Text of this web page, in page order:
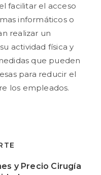
facilitar el acceso
informáticos o
realizar un
actividad física y
que pueden
para reducir el
los empleados.
y Precio Cirugía